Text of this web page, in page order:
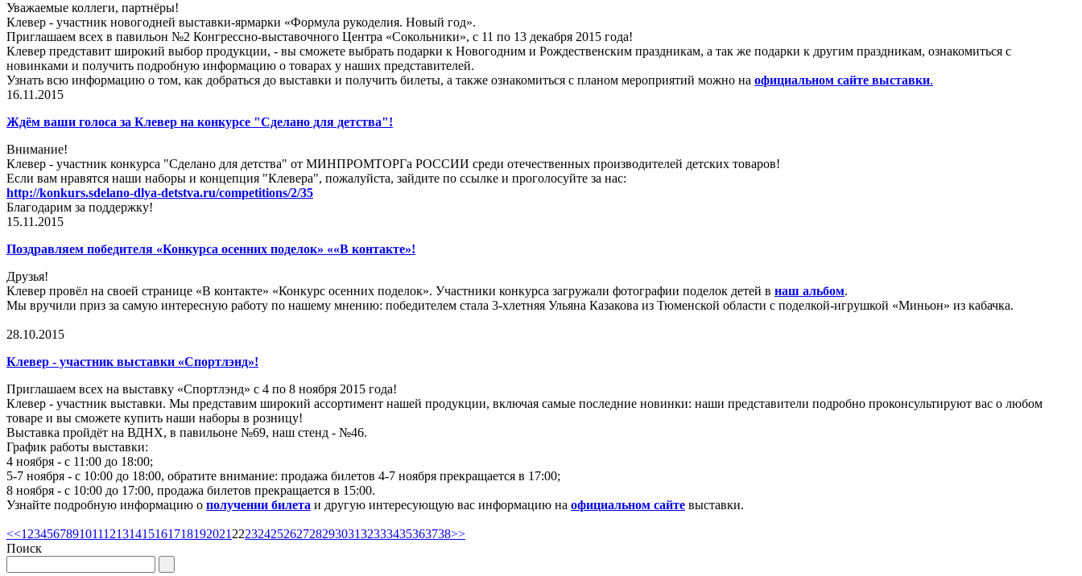
Уважаемые коллеги, партнёры!
Клевер - участник новогодней выставки-ярмарки «Формула рукоделия. Новый год».
Приглашаем всех в павильон №2 Конгрессно-выставочного Центра «Сокольники», с 11 по 13 декабря 2015 года!
Клевер представит широкий выбор продукции, - вы сможете выбрать подарки к Новогодним и Рождественским праздникам, а так же подарки к другим праздникам, ознакомиться с
новинками и получить подробную информацию о товарах у наших представителей.
Узнать всю информацию о том, как добраться до выставки и получить билеты, а также ознакомиться с планом мероприятий можно на официальном сайте выставки.
16.11.2015
Ждём ваши голоса за Клевер на конкурсе "Сделано для детства"!
Внимание!
Клевер - участник конкурса "Сделано для детства" от МИНПРОМТОРГа РОССИИ среди отечественных производителей детских товаров!
Если вам нравятся наши наборы и концепция "Клевера", пожалуйста, зайдите по ссылке и проголосуйте за нас:
http://konkurs.sdelano-dlya-detstva.ru/competitions/2/35
Благодарим за поддержку!
15.11.2015
Поздравляем победителя «Конкурса осенних поделок» ««В контакте»!
Друзья!
Клевер провёл на своей странице «В контакте» «Конкурс осенних поделок». Участники конкурса загружали фотографии поделок детей в наш альбом.
Мы вручили приз за самую интересную работу по нашему мнению: победителем стала 3-хлетняя Ульяна Казакова из Тюменской области с поделкой-игрушкой «Миньон» из кабачка.
28.10.2015
Клевер - участник выставки «Спортлэнд»!
Приглашаем всех на выставку «Спортлэнд» с 4 по 8 ноября 2015 года!
Клевер - участник выставки. Мы представим широкий ассортимент нашей продукции, включая самые последние новинки: наши представители подробно проконсультируют вас о любом
товаре и вы сможете купить наши наборы в розницу!
Выставка пройдёт на ВДНХ, в павильоне №69, наш стенд - №46.
График работы выставки:
4 ноября - с 11:00 до 18:00;
5-7 ноября - с 10:00 до 18:00, обратите внимание: продажа билетов 4-7 ноября прекращается в 17:00;
8 ноября - с 10:00 до 17:00, продажа билетов прекращается в 15:00.
Узнайте подробную информацию о получении билета и другую интересующую вас информацию на официальном сайте выставки.
<<1 23456789101112131415161718192021 2223242526272829303132333435363738>>
Поиск